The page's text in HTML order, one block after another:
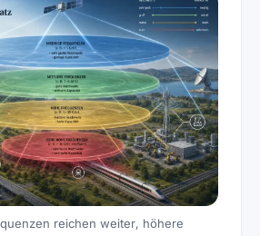
reichen weiter, höhere